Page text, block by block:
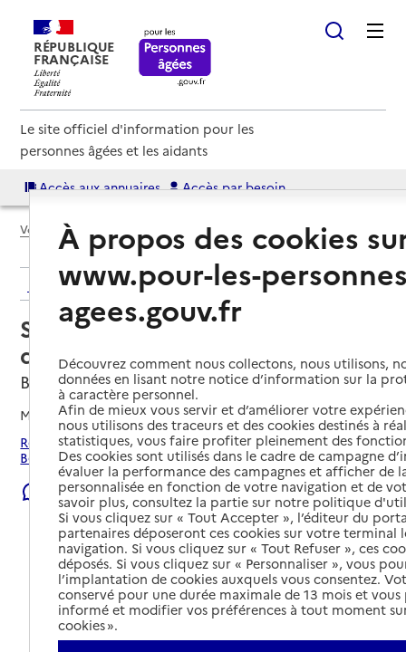
RÉPUBLIQUE
FRANÇAISE
Le site officiel d'information pour les
personnes âgées et les aidants
Accès aux annuaires Accès par besoin
Voir le fil d’Ariane
Retour aux résultats de l'annuaire
Service de soins infirmiers à
domicile – SSIAD Ohsmose
Beauvais, OISE
Mis à jour le23/07/2026
Rechercher les établissements et services autour de
Beauvais.
Signaler une erreur
À propos des cookies
www.pour-les-
agees.gouv.fr
Découvrez comment nous collectons, nous utilisons,
données en lisant notre notice d’information sur la
à caractère personnel.
Afin de mieux vous servir et d’améliorer votre
nous utilisons des traceurs et des cookies destinés à
statistiques, vous faire profiter pleinement des
Des cookies sont utilisés dans le cadre de campagne
évaluer la performance des campagnes et afficher de
personnalisée en fonction de votre navigation et de
savoir plus, consultez la partie sur notre politique
Si vous cliquez sur « Tout Accepter », l’éditeur du
partenaires déposeront ces cookies sur votre terminal
navigation. Si vous cliquez sur « Tout Refuser », ces
déposés. Si vous cliquez sur « Personnaliser », vous
l’implantation de cookies auxquels vous consentez.
conservé pour une durée maximale de 13 mois et
informé et modifier vos préférences à tout moment
cookies ».